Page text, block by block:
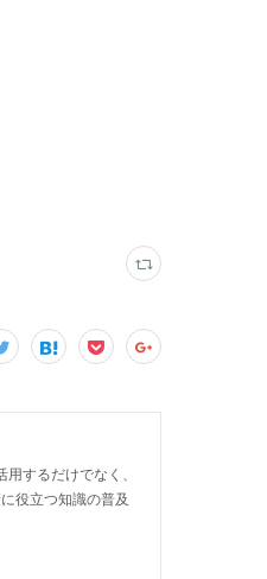
するだけでなく、
役立つ知識の普及